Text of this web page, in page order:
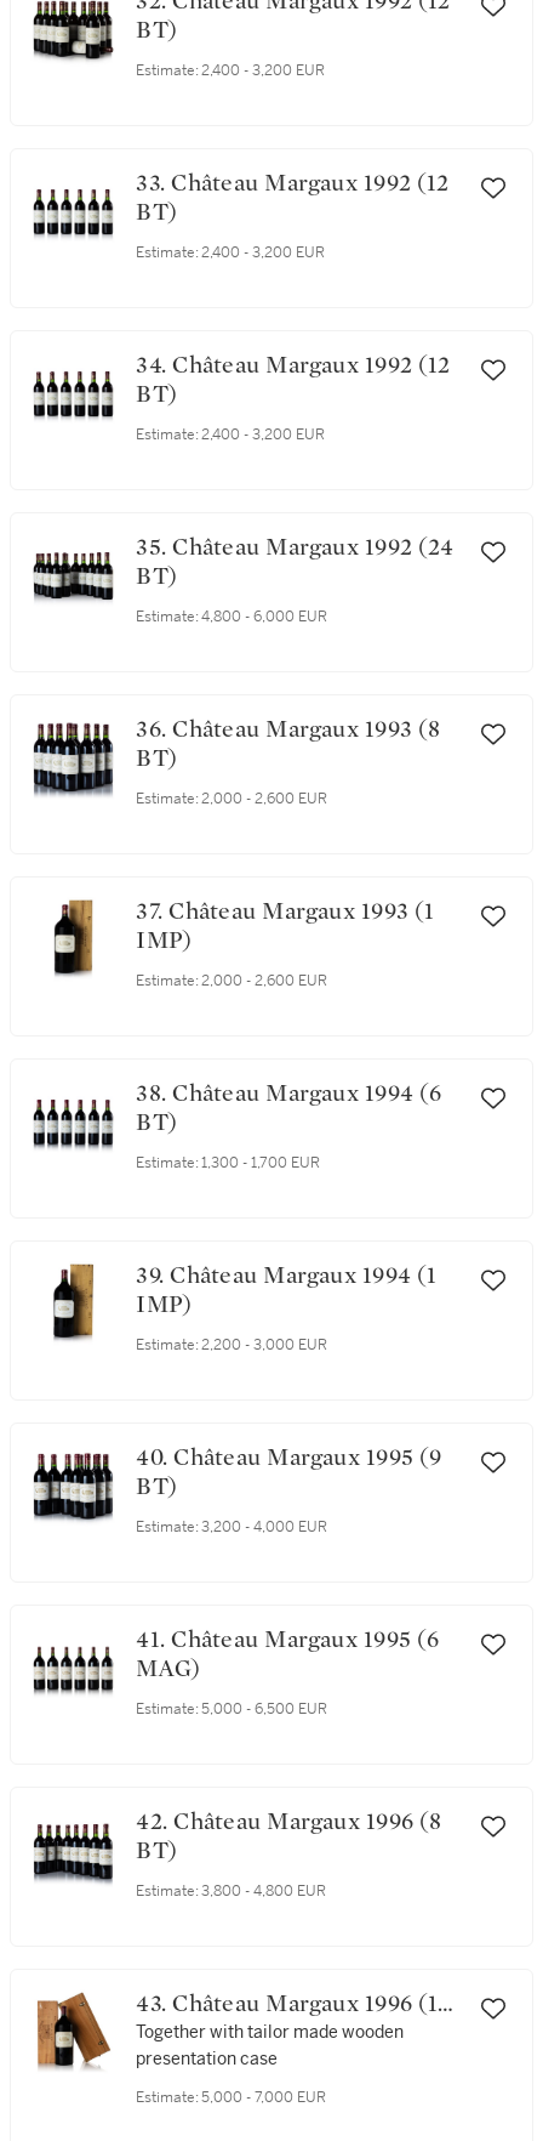
BT)
Estimate: 2,400 - 3,200 EUR
33. Château Margaux 1992 (12
BT)
Estimate: 2,400 - 3,200 EUR
34. Château Margaux 1992 (12
BT)
Estimate: 2,400 - 3,200 EUR
35. Château Margaux 1992 (24
BT)
Estimate: 4,800 - 6,000 EUR
36. Château Margaux 1993 (8
BT)
Estimate: 2,000 - 2,600 EUR
37. Château Margaux 1993 (1
IMP)
Estimate: 2,000 - 2,600 EUR
38. Château Margaux 1994 (6
BT)
Estimate: 1,300 - 1,700 EUR
39. Château Margaux 1994 (1
IMP)
Estimate: 2,200 - 3,000 EUR
40. Château Margaux 1995 (9
BT)
Estimate: 3,200 - 4,000 EUR
41. Château Margaux 1995 (6
MAG)
Estimate: 5,000 - 6,500 EUR
42. Château Margaux 1996 (8
BT)
Estimate: 3,800 - 4,800 EUR
43. Château Margaux 1996 (1
IMP)
Together with tailor made wooden
presentation case
Estimate: 5,000 - 7,000 EUR